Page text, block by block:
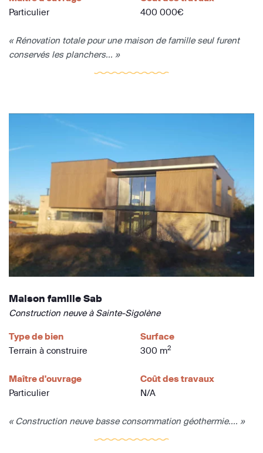
Particulier
400 000€
« Rénovation totale pour une maison de famille seul furent
conservés les planchers... »
Maison famille Sab
Construction neuve à Sainte-Sigolène
Type de bien
Terrain à construire
Surface
300 m2
Maître d'ouvrage
Particulier
Coût des travaux
N/A
« Construction neuve basse consommation géothermie.... »